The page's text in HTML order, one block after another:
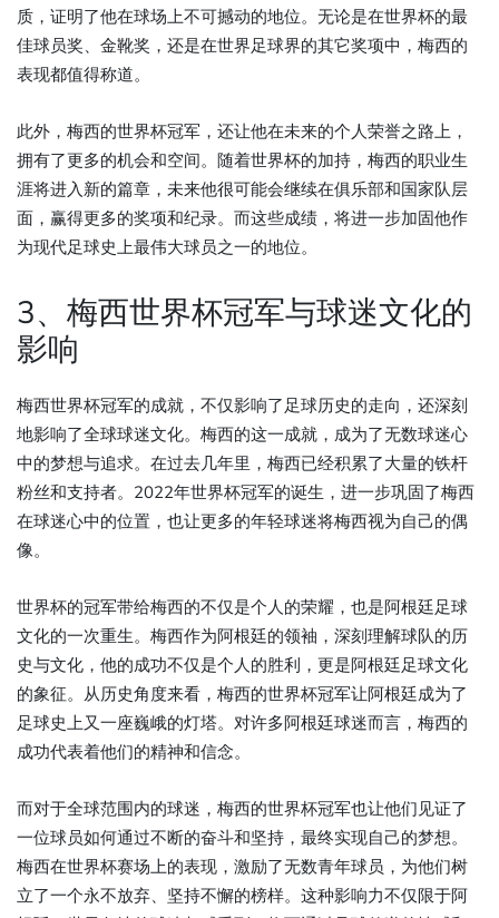
质，证明了他在球场上不可撼动的地位。无论是在世界杯的最
佳球员奖、金靴奖，还是在世界足球界的其它奖项中，梅西的
表现都值得称道。
此外，梅西的世界杯冠军，还让他在未来的个人荣誉之路上，
拥有了更多的机会和空间。随着世界杯的加持，梅西的职业生
涯将进入新的篇章，未来他很可能会继续在俱乐部和国家队层
面，赢得更多的奖项和纪录。而这些成绩，将进一步加固他作
为现代足球史上最伟大球员之一的地位。
3、梅西世界杯冠军与球迷文化的
影响
梅西世界杯冠军的成就，不仅影响了足球历史的走向，还深刻
地影响了全球球迷文化。梅西的这一成就，成为了无数球迷心
中的梦想与追求。在过去几年里，梅西已经积累了大量的铁杆
粉丝和支持者。2022年世界杯冠军的诞生，进一步巩固了梅西
在球迷心中的位置，也让更多的年轻球迷将梅西视为自己的偶
像。
世界杯的冠军带给梅西的不仅是个人的荣耀，也是阿根廷足球
文化的一次重生。梅西作为阿根廷的领袖，深刻理解球队的历
史与文化，他的成功不仅是个人的胜利，更是阿根廷足球文化
的象征。从历史角度来看，梅西的世界杯冠军让阿根廷成为了
足球史上又一座巍峨的灯塔。对许多阿根廷球迷而言，梅西的
成功代表着他们的精神和信念。
而对于全球范围内的球迷，梅西的世界杯冠军也让他们见证了
一位球员如何通过不断的奋斗和坚持，最终实现自己的梦想。
梅西在世界杯赛场上的表现，激励了无数青年球员，为他们树
立了一个永不放弃、坚持不懈的榜样。这种影响力不仅限于阿